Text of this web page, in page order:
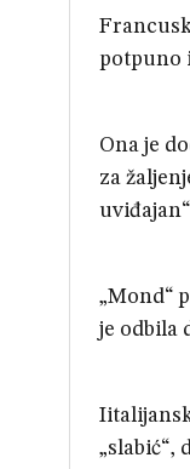
potpuno
Ona je
za
„Mond“
je odbila
„slabić“,